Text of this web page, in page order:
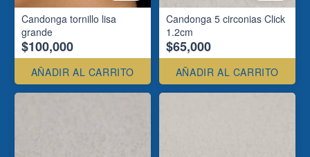
Candonga tornillo lisa
grande
$100,000
AÑADIR AL CARRITO
Candonga 5 circonias Click
1.2cm
$65,000
AÑADIR AL CARRITO